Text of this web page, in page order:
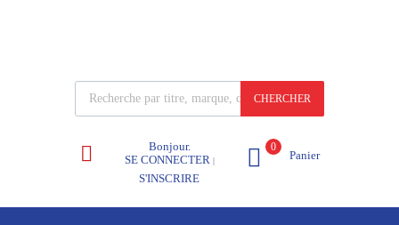
CHERCHER
Bonjour.
SE CONNECTER |
S'INSCRIRE
Panier
0